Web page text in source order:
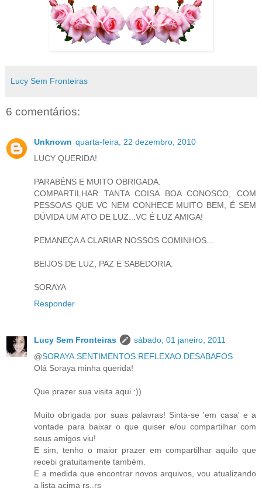
Lucy Sem Fronteiras
6 comentários:
Unknown quarta-feira, 22 dezembro, 2010
LUCY QUERIDA!
PARABÉNS E MUITO OBRIGADA.
COMPARTILHAR TANTA COISA BOA CONOSCO, COM
PESSOAS QUE VC NEM CONHECE MUITO BEM, É SEM
DÚVIDA UM ATO DE LUZ...VC É LUZ AMIGA!
PEMANEÇA A CLARIAR NOSSOS COMINHOS...
BEIJOS DE LUZ, PAZ E SABEDORIA.
SORAYA
Responder
Lucy Sem Fronteiras
sábado, 01 janeiro, 2011
@SORAYA.SENTIMENTOS.REFLEXAO.DESABAFOS
Olá Soraya minha querida!
Que prazer sua visita aqui :))
Muito obrigada por suas palavras! Sinta-se 'em casa' e a
vontade para baixar o que quiser e/ou compartilhar com
seus amigos viu!
E sim, tenho o maior prazer em compartilhar aquilo que
recebi gratuitamente também.
E a medida que encontrar novos arquivos, vou atualizando
a lista acima rs..rs